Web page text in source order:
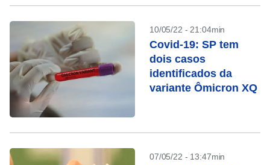
10/05/22 - 21:04min
Covid-19: SP tem
dois casos
identificados da
variante Ômicron XQ
07/05/22 - 13:47min